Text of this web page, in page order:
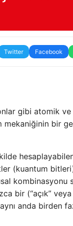
Twitter Facebook
gibi atomik ve
mekaniğinin bir
(kuantum
kombinasyonu
bir (“açık” veya
anda birden